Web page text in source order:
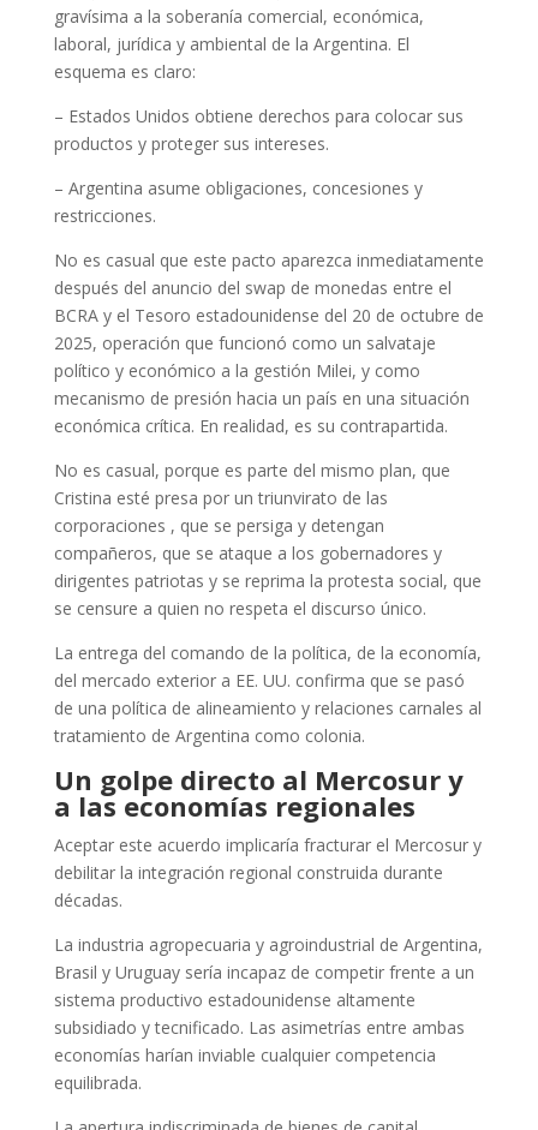
gravísima a la soberanía comercial, económica,
laboral, jurídica y ambiental de la Argentina. El
esquema es claro:
– Estados Unidos obtiene derechos para colocar sus
productos y proteger sus intereses.
– Argentina asume obligaciones, concesiones y
restricciones.
No es casual que este pacto aparezca inmediatamente
después del anuncio del swap de monedas entre el
BCRA y el Tesoro estadounidense del 20 de octubre de
2025, operación que funcionó como un salvataje
político y económico a la gestión Milei, y como
mecanismo de presión hacia un país en una situación
económica crítica. En realidad, es su contrapartida.
No es casual, porque es parte del mismo plan, que
Cristina esté presa por un triunvirato de las
corporaciones , que se persiga y detengan
compañeros, que se ataque a los gobernadores y
dirigentes patriotas y se reprima la protesta social, que
se censure a quien no respeta el discurso único.
La entrega del comando de la política, de la economía,
del mercado exterior a EE. UU. confirma que se pasó
de una política de alineamiento y relaciones carnales al
tratamiento de Argentina como colonia.
Un golpe directo al Mercosur y
a las economías regionales
Aceptar este acuerdo implicaría fracturar el Mercosur y
debilitar la integración regional construida durante
décadas.
La industria agropecuaria y agroindustrial de Argentina,
Brasil y Uruguay sería incapaz de competir frente a un
sistema productivo estadounidense altamente
subsidiado y tecnificado. Las asimetrías entre ambas
economías harían inviable cualquier competencia
equilibrada.